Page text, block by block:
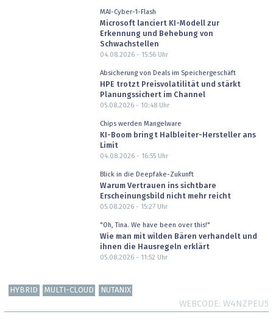
MAI-Cyber-1-Flash
Microsoft lanciert KI-Modell zur
Erkennung und Behebung von
Schwachstellen
04.08.2026 - 15:56Uhr
Absicherung von Deals im Speichergeschäft
HPE trotzt Preisvolatilität und stärkt
Planungssichert im Channel
05.08.2026 - 10:48Uhr
Chips werden Mangelware
KI-Boom bringt Halbleiter-Hersteller ans
Limit
04.08.2026 - 16:55Uhr
Blick in die Deepfake-Zukunft
Warum Vertrauen ins sichtbare
Erscheinungsbild nicht mehr reicht
05.08.2026 - 15:27Uhr
"Oh, Tina. We have been over this!"
Wie man mit wilden Bären verhandelt und
ihnen die Hausregeln erklärt
05.08.2026 - 11:52 Uhr
HYBRID MULTI-CLOUD NUTANIX
WEBCODE W4NZPEU5